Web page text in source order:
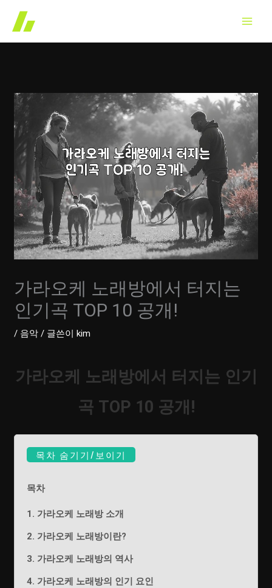
츠
가라오케 노래방에서 터지는
인기곡 TOP 10 공개!
/ 음악 / 글쓴이kim
가라오케 노래방에서 터지는 인기
곡 TOP 10 공개!
목차 숨기기/보이기
목차
1. 가라오케 노래방 소개
2. 가라오케 노래방이란?
3. 가라오케 노래방의 역사
4. 가라오케 노래방의 인기 요인